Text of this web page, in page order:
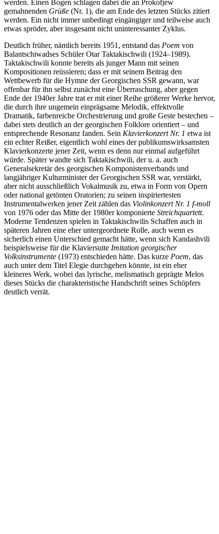
werden. Einen Bogen schlagen dabei die an Prokofjew
gemahnenden Grüße (Nr. 1), die am Ende des letzten Stücks zitiert
werden. Ein nicht immer unbedingt eingängiger und teilweise auch
etwas spröder, aber insgesamt nicht uninteressanter Zyklus.
Deutlich früher, nämlich bereits 1951, entstand das Poem von
Balantschiwadses Schüler Otar Taktakischwili (1924–1989).
Taktakischwili konnte bereits als junger Mann mit seinen
Kompositionen reüssieren; dass er mit seinem Beitrag den
Wettbewerb für die Hymne der Georgischen SSR gewann, war
offenbar für ihn selbst zunächst eine Überraschung, aber gegen
Ende der 1940er Jahre trat er mit einer Reihe größerer Werke hervor,
die durch ihre ungemein einprägsame Melodik, effektvolle
Dramatik, farbenreiche Orchestrierung und große Geste bestechen –
dabei stets deutlich an der georgischen Folklore orientiert – und
entsprechende Resonanz fanden. Sein Klavierkonzert Nr. 1 etwa ist
ein echter Reißer, eigentlich wohl eines der publikumswirksamsten
Klavierkonzerte jener Zeit, wenn es denn nur einmal aufgeführt
würde. Später wandte sich Taktakischwili, der u. a. auch
Generalsekretär des georgischen Komponistenverbands und
langjähriger Kulturminister der Georgischen SSR war, verstärkt,
aber nicht ausschließlich Vokalmusik zu, etwa in Form von Opern
oder national getönten Oratorien; zu seinen inspiriertesten
Instrumentalwerken jener Zeit zählen das Violinkonzert Nr. 1 f-moll
von 1976 oder das Mitte der 1980er komponierte Streichquartett.
Moderne Tendenzen spielen in Taktakischwilis Schaffen auch in
späteren Jahren eine eher untergeordnete Rolle, auch wenn es
sicherlich einen Unterschied gemacht hätte, wenn sich Kandashvili
beispielsweise für die Klaviersuite Imitation georgischer
Volksinstrumente (1973) entschieden hätte. Das kurze Poem, das
auch unter dem Titel Elegie durchgehen könnte, ist ein eher
kleineres Werk, wobei das lyrische, melismatisch geprägte Melos
dieses Stücks die charakteristische Handschrift seines Schöpfers
deutlich verrät.